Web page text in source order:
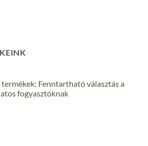
Fenntartható választás a
fogyasztóknak